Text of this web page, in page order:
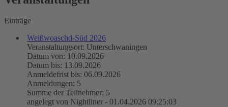
Einträge
Weißwoaschd-Süd 2026
Veranstaltungsort: Unterschwaningen
Datum von: 10.09.2026
Datum bis: 13.09.2026
Anmeldefrist bis: 06.09.2026
Anmeldungen: 5
Summe der Teilnehmer: 5
angelegt von Nightliner - 01.04.2026 09:25:03